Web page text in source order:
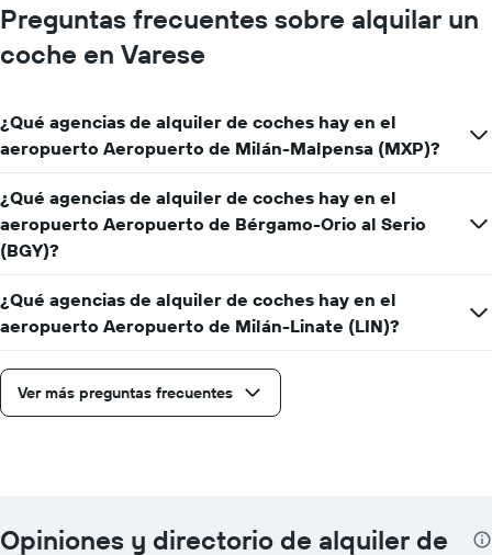
Preguntas frecuentes sobre alquilar un
coche en Varese
¿Qué agencias de alquiler de coches hay en el
aeropuerto Aeropuerto de Milán-Malpensa (MXP)?
¿Qué agencias de alquiler de coches hay en el
aeropuerto Aeropuerto de Bérgamo-Orio al Serio
(BGY)?
¿Qué agencias de alquiler de coches hay en el
aeropuerto Aeropuerto de Milán-Linate (LIN)?
Ver más preguntas frecuentes
Opiniones y directorio de alquiler de